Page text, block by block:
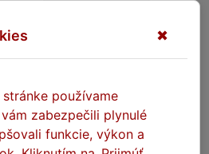
✖
používame
zabezpečili plynulé
funkcie, výkon a